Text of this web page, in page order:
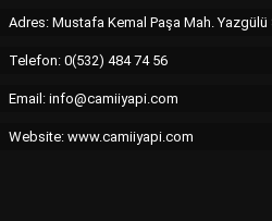
Adres: Mustafa Kemal Paşa Mah.
Telefon: 0(532) 484 74 56
Email: info@camiiyapi.com
Website: www.camiiyapi.com